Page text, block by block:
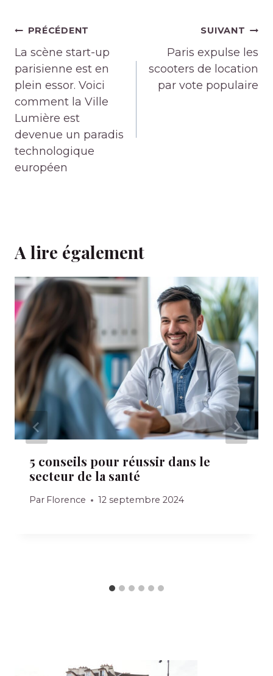
Navigation
de
l’article
PRÉCÉDENT
La scène start-up
parisienne est en
plein essor. Voici
comment la Ville
Lumière est
devenue un paradis
technologique
européen
SUIVANT
Paris expulse les
scooters de location
par vote populaire
A lire également
5 conseils pour réussir dans le
secteur de la santé
Par Florence 12 septembre 2024